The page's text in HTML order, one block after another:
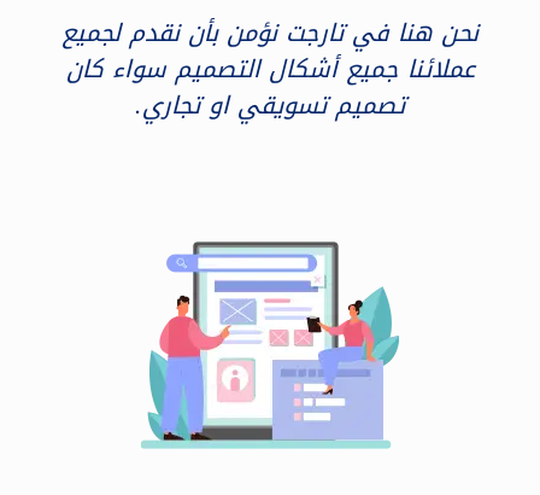
نحن هنا في تارجت نؤمن بأن نقدم لجميع
عملائنا جميع أشكال التصميم سواء كان
تصميم تسويقي او تجاري.